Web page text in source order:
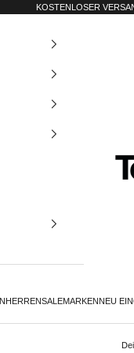
KOSTENLOSER
HERRENSALEMARKEN NEU